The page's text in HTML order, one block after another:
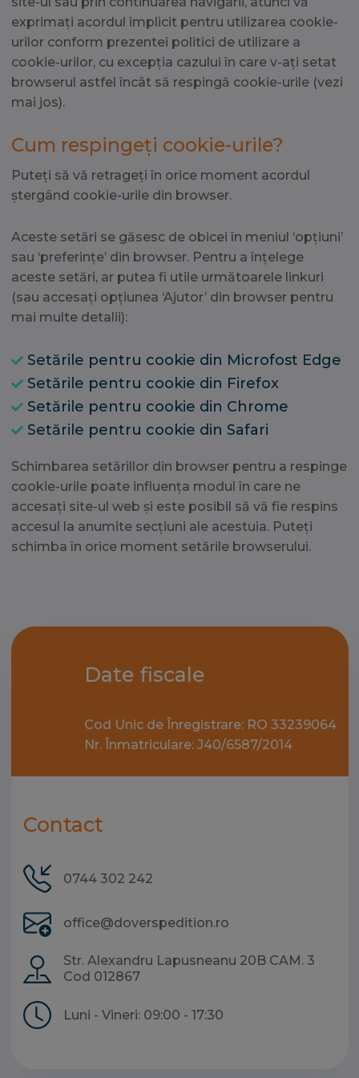
exprimați acordul implicit pentru utilizarea cookie-
urilor conform prezentei politici de utilizare a
cookie-urilor, cu excepția cazului în care v-ați setat
browserul astfel încât să respingă cookie-urile (vezi
mai jos).
Cum respingeți cookie-urile?
Puteți să vă retrageți în orice moment acordul
ștergând cookie-urile din browser.
Aceste setări se găsesc de obicei în meniul ‘opțiuni’
sau ‘preferințe’ din browser. Pentru a înțelege
aceste setări, ar putea fi utile următoarele linkuri
(sau accesați opțiunea ‘Ajutor’ din browser pentru
mai multe detalii):
Setările pentru cookie din Microfost Edge
Setările pentru cookie din Firefox
Setările pentru cookie din Chrome
Setările pentru cookie din Safari
Schimbarea setărillor din browser pentru a respinge
cookie-urile poate influența modul în care ne
accesați site-ul web și este posibil să vă fie respins
accesul la anumite secțiuni ale acestuia. Puteți
schimba în orice moment setările browserului.
Date fiscale
Cod Unic de Înregistrare: RO 33239064
Nr. Înmatriculare: J40/6587/2014
Contact
0744 302 242
office@doverspedition.ro
Str. Alexandru Lapusneanu 20B CAM. 3
Cod 012867
Luni - Vineri: 09:00 - 17:30